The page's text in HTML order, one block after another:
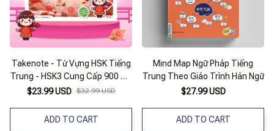
Takenote - Từ Vựng HSK Tiếng
Trung - HSK3 Cung Cấp 900 Từ
Vựng - Tập 2
$23.99 USD $32.99 USD
ADD TO CART
Mind Map Ngữ Pháp Tiếng
Trung Theo Giáo Trình Hán Ngữ
$27.99 USD
ADD TO CART